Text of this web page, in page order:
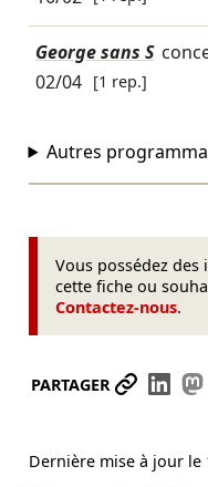
George sans S
02/04 [1 rep.]
Autres
Vous possédez
cette fiche ou
Contactez-nous.
PARTAGER
Dernière mise à jour le